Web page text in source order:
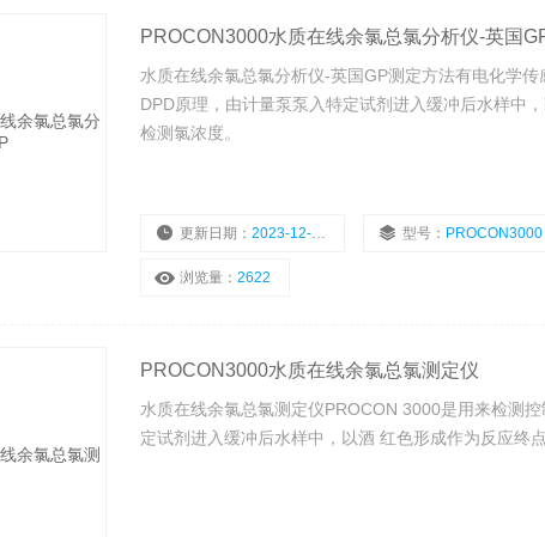
PROCON3000水质在线余氯总氯分析仪-英国
水质在线余氯总氯分析仪-英国GP测定方法有电化学
DPD原理，由计量泵泵入特定试剂进入缓冲后水样中
检测氯浓度。
更新日期： 2023-12-15 型号： PROCON3000
浏览量： 2622
PROCON3000水质在线余氯总氯测定仪
水质在线余氯总氯测定仪PROCON 3000是用来检测
定试剂进入缓冲后水样中，以酒 红色形成作为反应终